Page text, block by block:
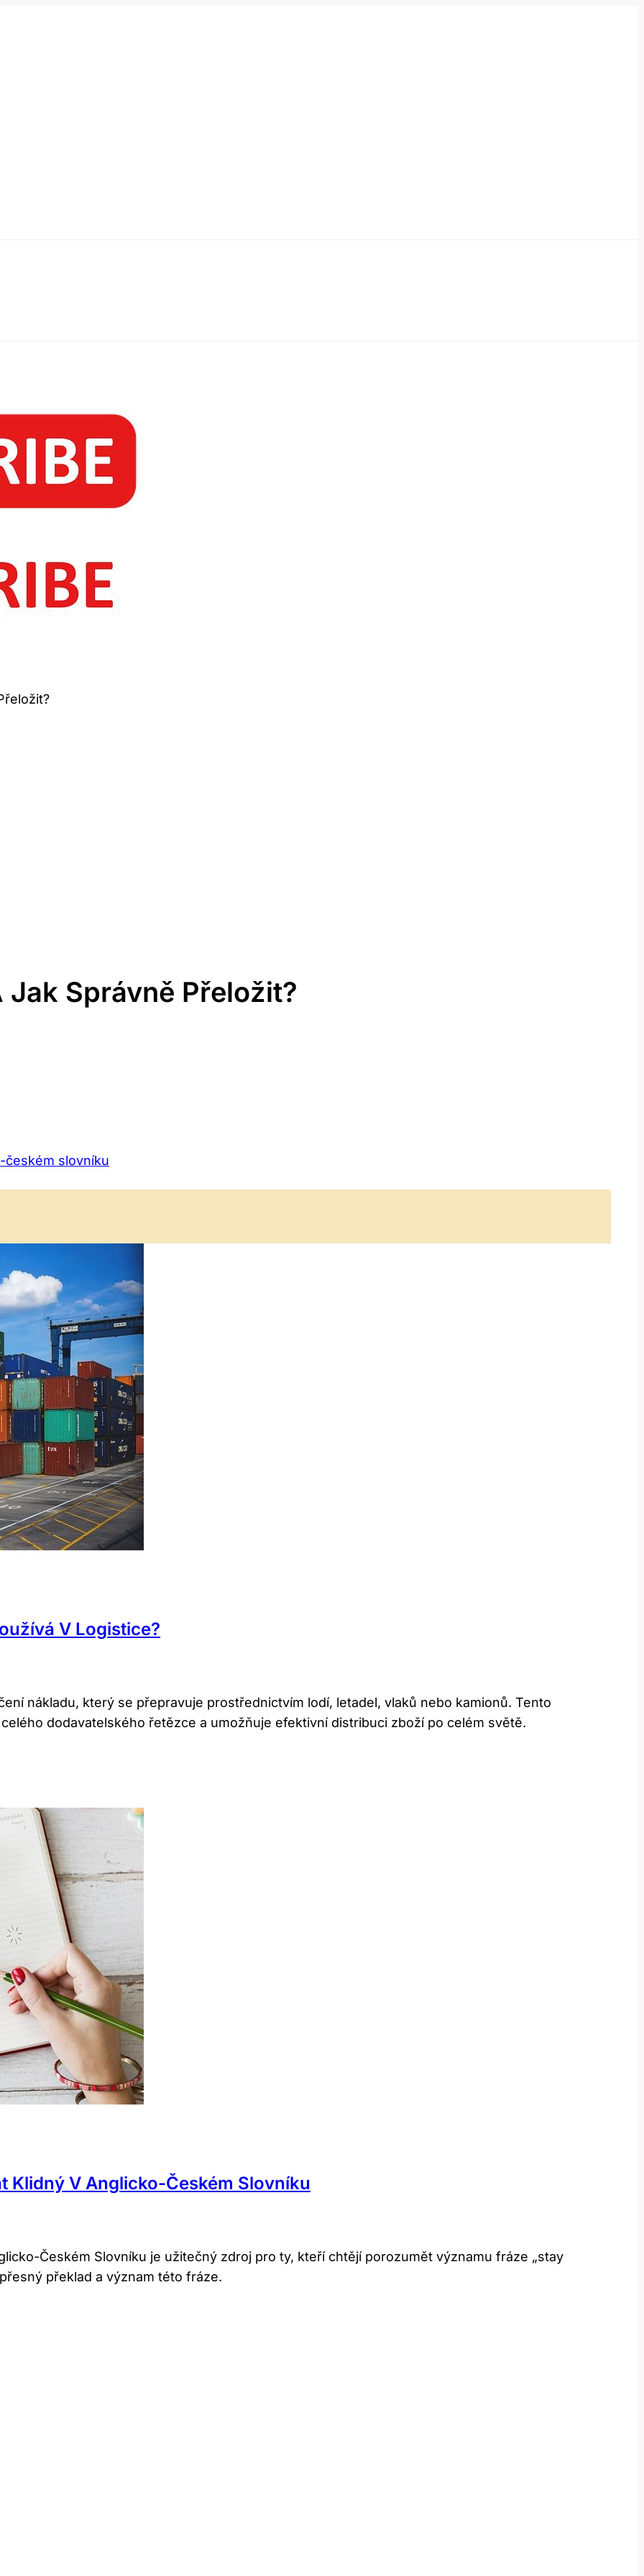
Jak Správně Přeložit?
českém slovníku
V Logistice?
nákladu, který se přepravuje prostřednictvím lodí, letadel, vlaků nebo kamionů. Tento
dodavatelského řetězce a umožňuje efektivní distribuci zboží po celém světě.
Klidný V Anglicko-Českém Slovníku
Českém Slovníku je užitečný zdroj pro ty, kteří chtějí porozumět významu fráze „stay
překlad a význam této fráze.